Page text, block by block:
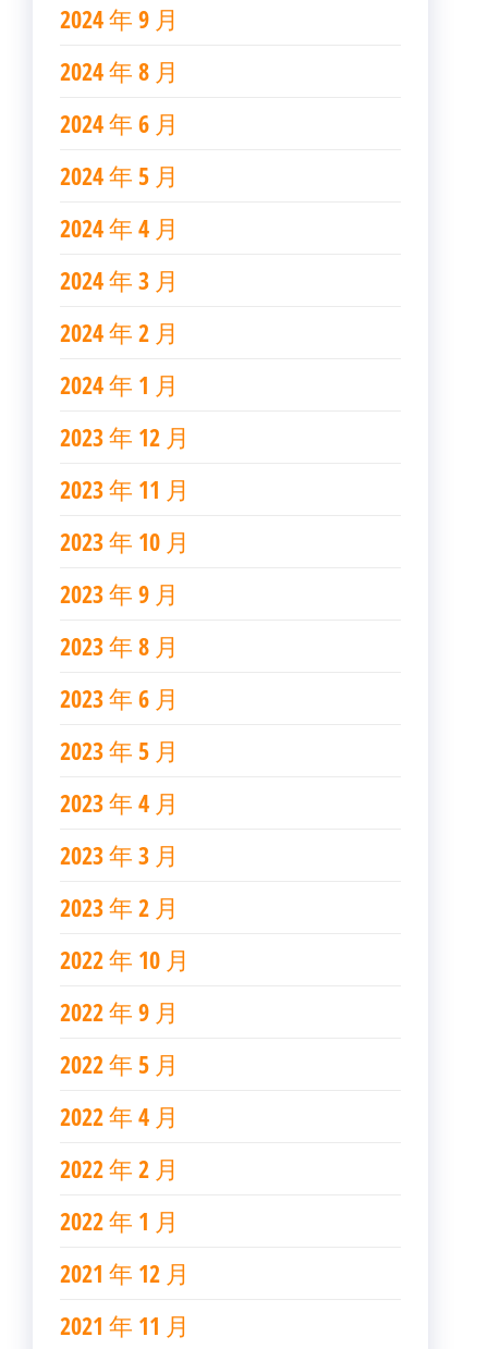
2024 年 9 月
2024 年 8 月
2024 年 6 月
2024 年 5 月
2024 年 4 月
2024 年 3 月
2024 年 2 月
2024 年 1 月
2023 年 12 月
2023 年 11 月
2023 年 10 月
2023 年 9 月
2023 年 8 月
2023 年 6 月
2023 年 5 月
2023 年 4 月
2023 年 3 月
2023 年 2 月
2022 年 10 月
2022 年 9 月
2022 年 5 月
2022 年 4 月
2022 年 2 月
2022 年 1 月
2021 年 12 月
2021 年 11 月